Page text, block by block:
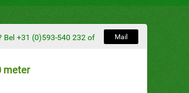
Mail
Bel +31 (0)593-540 232 of
meter